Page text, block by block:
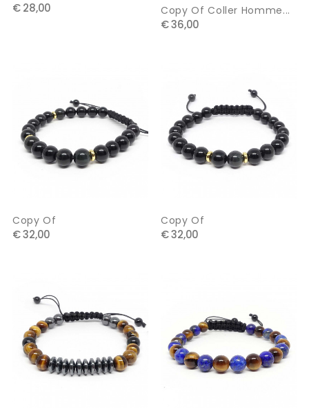
€ 28,00 Copy Of Coller Homme...
€ 36,00
Copy Of
€ 32,00
Copy Of
€ 32,00